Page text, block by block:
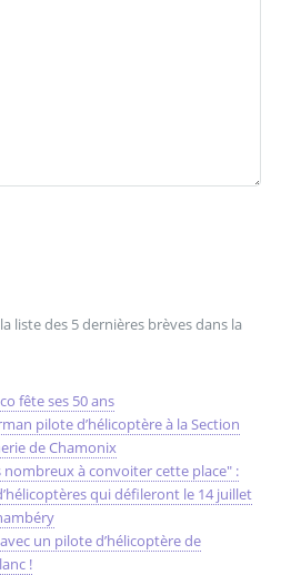
liste des 5 dernières brèves dans la
fête ses 50 ans
pilote d’hélicoptère à la Section
de Chamonix
nombreux à convoiter cette place" :
qui défileront le 14 juillet
un pilote d’hélicoptère de
!